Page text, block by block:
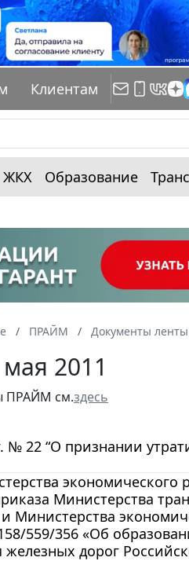
Клиентам
ЖКХ Образование
ПРАЙМ Документы
2011
ПРАЙМ см.здесь
№ 22 “О признании
экономического
Министерства
559/356 «Об
дорог